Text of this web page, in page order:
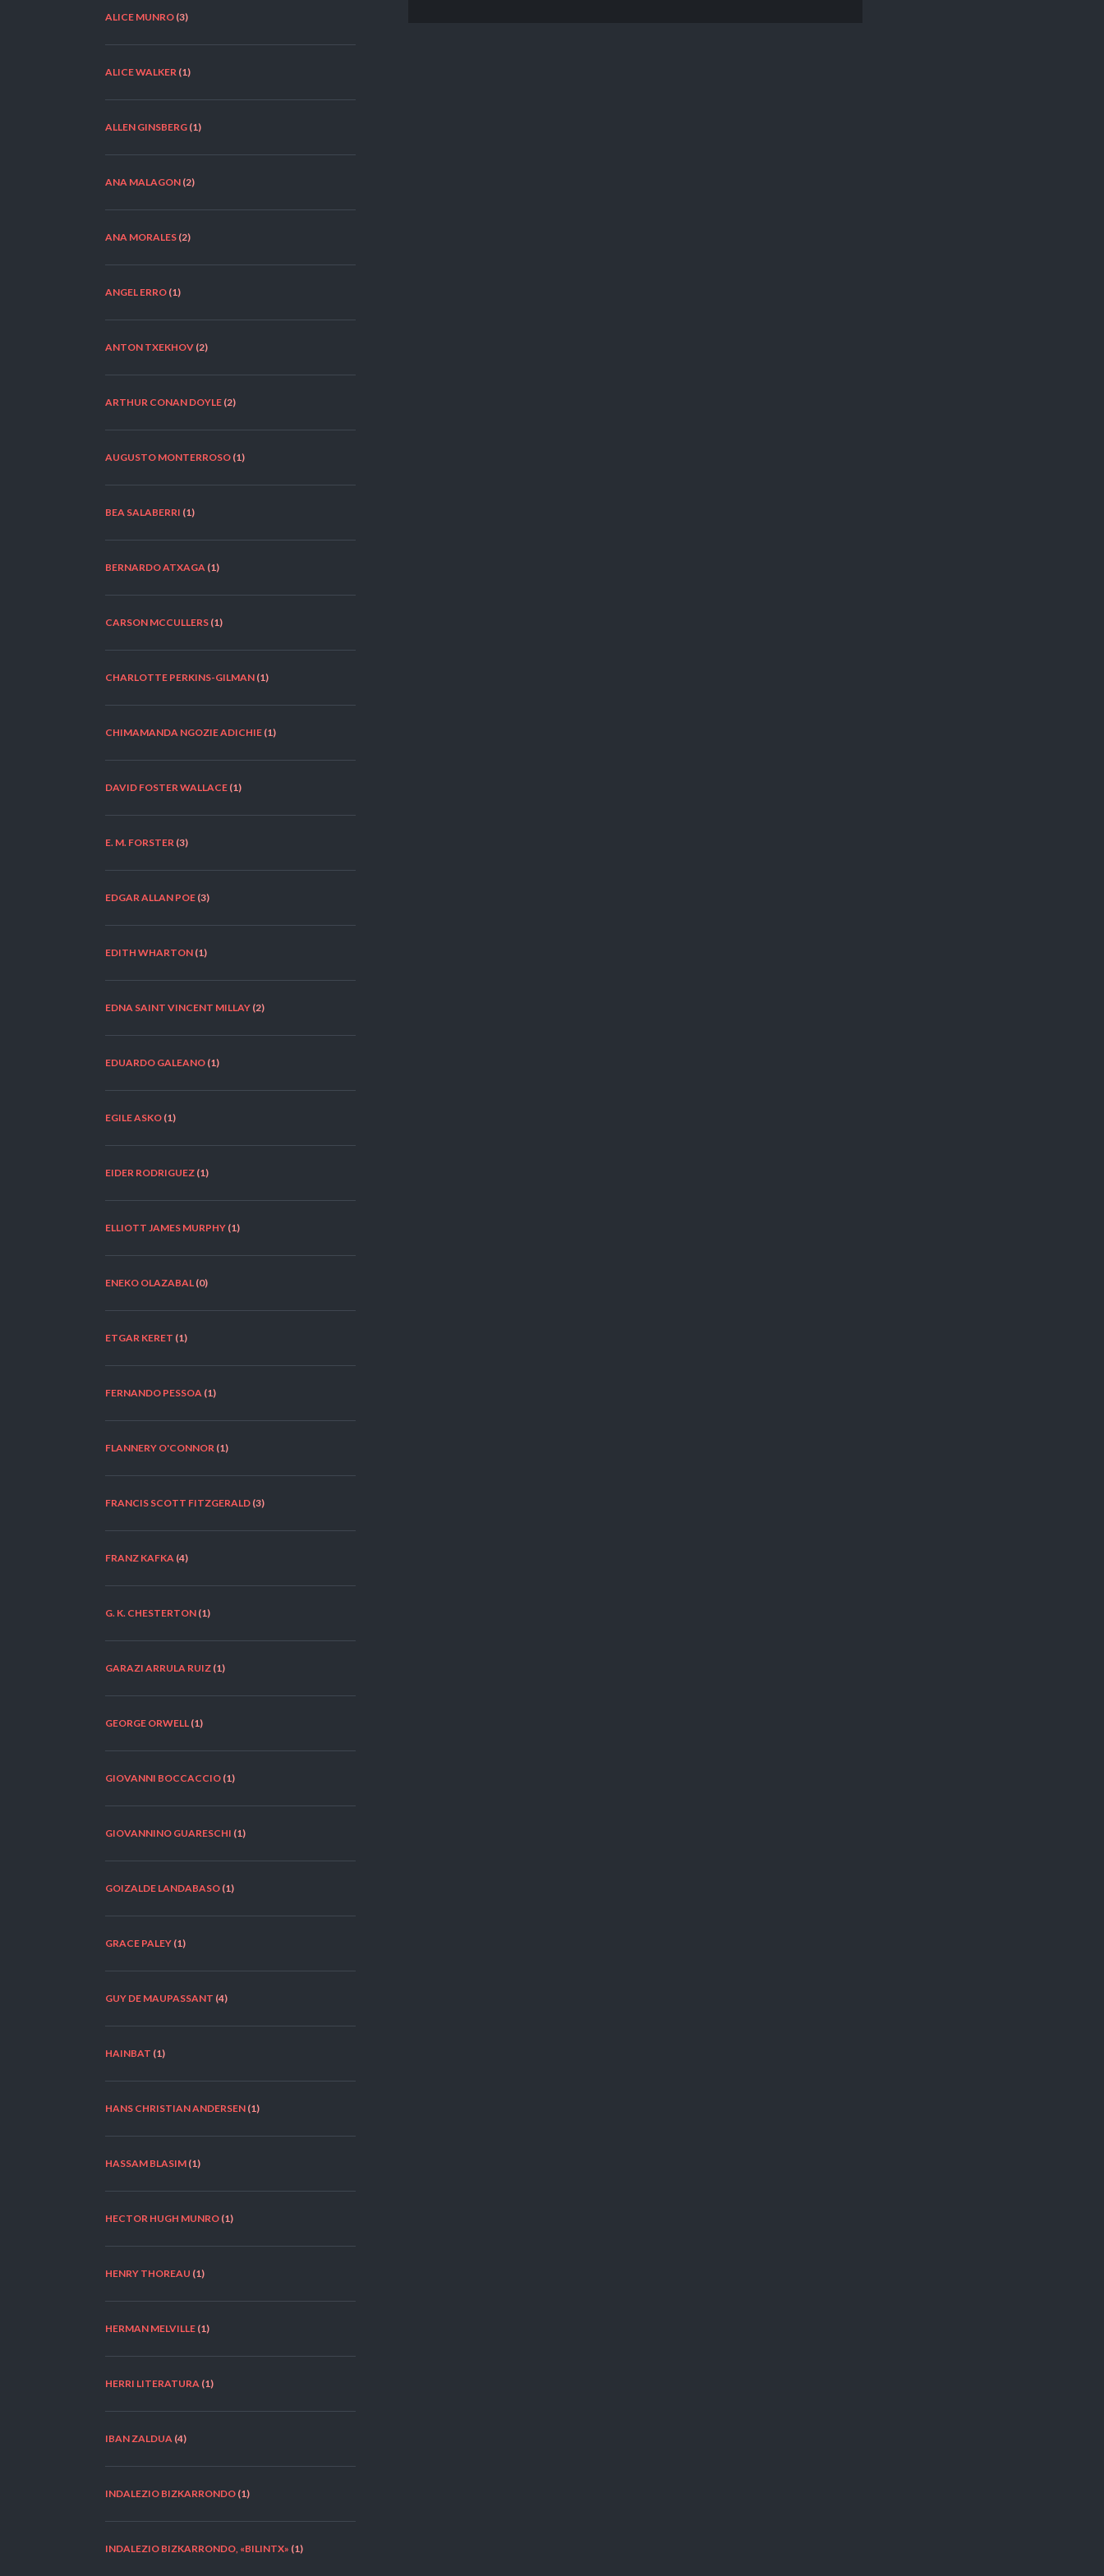
ALICE MUNRO (3)
ALICE WALKER (1)
ALLEN GINSBERG (1)
ANA MALAGON (2)
ANA MORALES (2)
ANGEL ERRO (1)
ANTON TXEKHOV (2)
ARTHUR CONAN DOYLE (2)
AUGUSTO MONTERROSO (1)
BEA SALABERRI (1)
BERNARDO ATXAGA (1)
CARSON MCCULLERS (1)
CHARLOTTE PERKINS-GILMAN (1)
CHIMAMANDA NGOZIE ADICHIE (1)
DAVID FOSTER WALLACE (1)
E. M. FORSTER (3)
EDGAR ALLAN POE (3)
EDITH WHARTON (1)
EDNA SAINT VINCENT MILLAY (2)
EDUARDO GALEANO (1)
EGILE ASKO (1)
EIDER RODRIGUEZ (1)
ELLIOTT JAMES MURPHY (1)
ENEKO OLAZABAL (0)
ETGAR KERET (1)
FERNANDO PESSOA (1)
FLANNERY O'CONNOR (1)
FRANCIS SCOTT FITZGERALD (3)
FRANZ KAFKA (4)
G. K. CHESTERTON (1)
GARAZI ARRULA RUIZ (1)
GEORGE ORWELL (1)
GIOVANNI BOCCACCIO (1)
GIOVANNINO GUARESCHI (1)
GOIZALDE LANDABASO (1)
GRACE PALEY (1)
GUY DE MAUPASSANT (4)
HAINBAT (1)
HANS CHRISTIAN ANDERSEN (1)
HASSAM BLASIM (1)
HECTOR HUGH MUNRO (1)
HENRY THOREAU (1)
HERMAN MELVILLE (1)
HERRI LITERATURA (1)
IBAN ZALDUA (4)
INDALEZIO BIZKARRONDO (1)
INDALEZIO BIZKARRONDO, «BILINTX» (1)